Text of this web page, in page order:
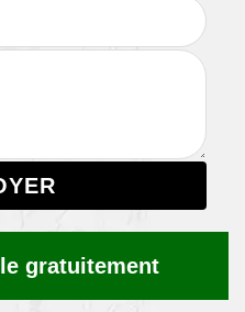
gratuitement